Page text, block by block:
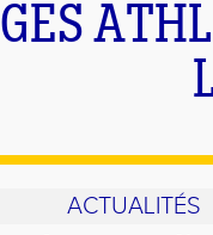
ACTUALITÉS